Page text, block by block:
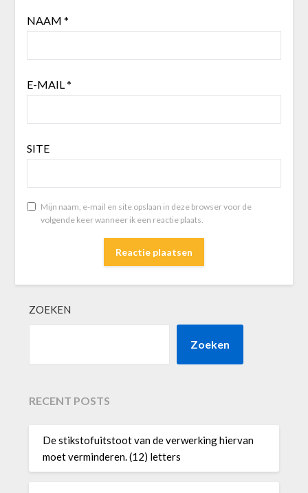
NAAM *
E-MAIL*
SITE
Mijn naam, e-mail en site opslaan in deze browser voor de
volgende keer wanneer ik een reactie plaats.
ZOEKEN
Zoeken
RECENT POSTS
De stikstofuitstoot van de verwerking hiervan
moet verminderen. (12) letters